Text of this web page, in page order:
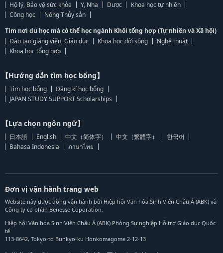
Hộ lý, Bảo vệ sức khỏe
Y, Nha Dược
Khoa học tự nhiên
Công học
Nông Thủy sản
Tìm nơi du học mà có thể học ngành Khối tổng hợp (Tự nhiên và Xã hội)
Đào tạo giảng viên, Giáo dục
Khoa học đời sống
Nghệ thuật
Khoa học tổng hợp
【Hướng dẫn tìm học bổng】
Tìm học bổng
Đăng kí học bổng
JAPAN STUDY SUPPORT Scholarships
【Lựa chọn ngôn ngữ】
日本語 English 中文（简体字） 中文（繁體字）
한국어
Bahasa Indonesia
ภาษาไทย
Đơn vị vận hành trang web
Website này được đồng vận hành bởi Hiệp hội Văn hóa Sinh Viên Châu Á (ABK) và
Công ty cổ phần Benesse Coporation.
Hiệp hội Văn hóa Sinh Viên Châu Á (ABK) Phòng Sự nghiệp Hỗ trợ Giáo dục Quốc
tế
113-8642, Tokyo-to Bunkyo-ku Honkomagome 2-12-13